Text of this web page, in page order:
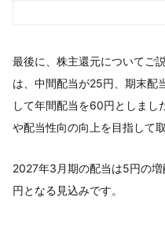
最後に、株主還元についてご
は、中間配当が25円、期末配
して年間配当を60円としまし
や配当性向の向上を目指して
2027年3月期の配当は5円の
円となる見込みです。